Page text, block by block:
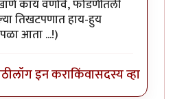
काय वर्णावे, फोडणीतली
तिखटपणात हाय-हुय
आता ...!)
लॉग इन कराकिंवासदस्य व्हा